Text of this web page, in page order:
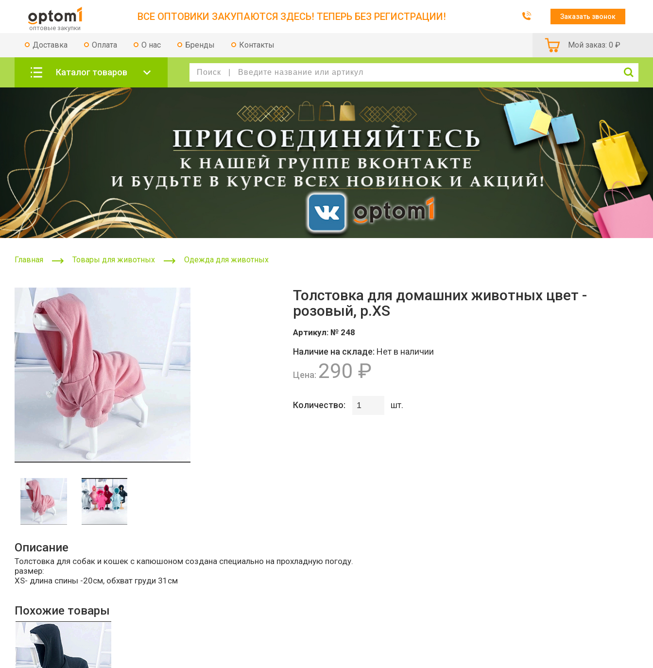
ВСЕ ОПТОВИКИ ЗАКУПАЮТСЯ ЗДЕСЬ! ТЕПЕРЬ БЕЗ РЕГИСТРАЦИИ! Заказать звонок
Доставка Оплата О нас Бренды Контакты Мой заказ: 0 ₽
Каталог товаров
Главная Товары для животных Одежда для животных
Толстовка для домашних животных цвет -
розовый, р.XS
Артикул: № 248
Наличие на складе: Нет в наличии
Цена: 290 ₽
Количество: шт.
Описание
Толстовка для собак и кошек с капюшоном создана специально на прохладную погоду.
размер:
XS- длина спины -20см, обхват груди 31см
Похожие товары